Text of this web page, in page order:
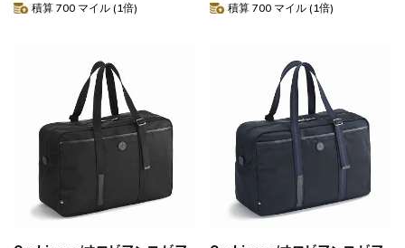
積算 700 マイル (1倍) 積算 700 マイル (1倍)